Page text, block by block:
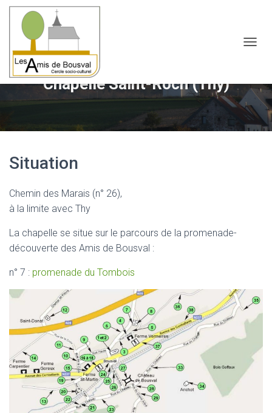
Chapelle Saint-Roch (Thy)
Situation
Chemin des Marais (n° 26),
à la limite avec Thy
La chapelle se situe sur le parcours de la promenade-
découverte des Amis de Bousval :
n° 7 : promenade du Tombois